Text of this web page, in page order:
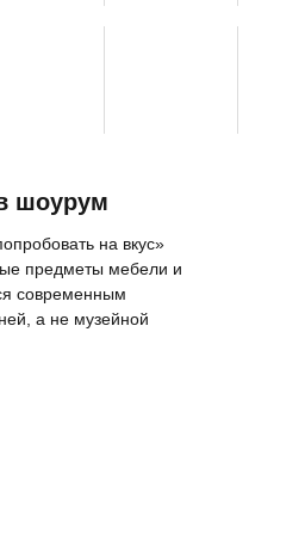
шоурум
на вкус»
предметы мебели и
современным
а не музейной